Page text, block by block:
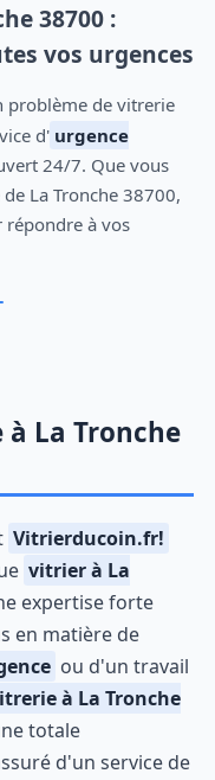
38700 :
vos urgences
d' urgence
24/7. Que vous
La Tronche 38700,
à vos
La Tronche
Vitrierducoin.fr!
vitrier à La
expertise forte
en matière de
ou d'un travail
à La Tronche
totale
d'un service de